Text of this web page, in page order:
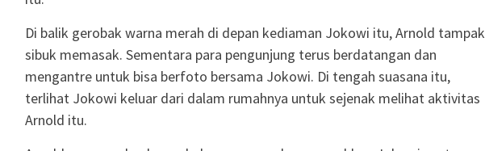
Di balik gerobak warna merah di depan kediaman Jokowi itu, Arnold tampak
sibuk memasak. Sementara para pengunjung terus berdatangan dan
mengantre untuk bisa berfoto bersama Jokowi. Di tengah suasana itu,
terlihat Jokowi keluar dari dalam rumahnya untuk sejenak melihat aktivitas
Arnold itu.